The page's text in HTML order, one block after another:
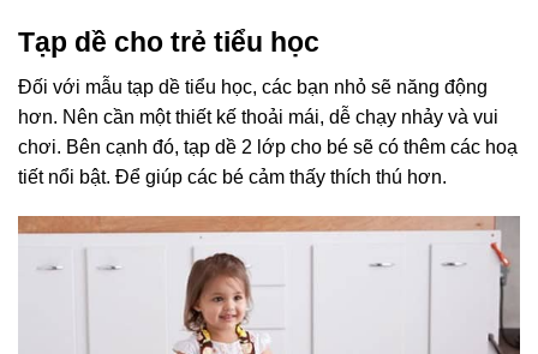
Tạp dề cho trẻ tiểu học
Đối với mẫu tạp dề tiểu học, các bạn nhỏ sẽ năng động
hơn. Nên cần một thiết kế thoải mái, dễ chạy nhảy và vui
chơi. Bên cạnh đó, tạp dề 2 lớp cho bé sẽ có thêm các hoạ
tiết nổi bật. Để giúp các bé cảm thấy thích thú hơn.